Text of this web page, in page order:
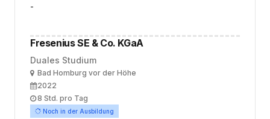
-
Fresenius SE & Co. KGaA
Duales Studium
OrtBad Homburg vor der Höhe
Ausbildungsbeginn
2022
Arbeitszeit
8 Std. pro Tag
Noch in der Ausbildung